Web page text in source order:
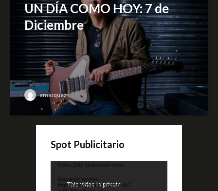
UN DÍA COMO HOY: 7 de
Diciembre
emarquez
Spot Publicitario
Reproductor
video
Code 150: Unknown error.
Descargar archivo:
https://www.youtube.com/watch?